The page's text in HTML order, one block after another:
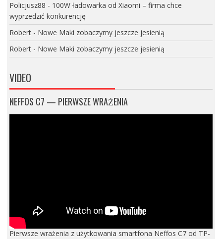
Policjusz88 - 100W ładowarka od Xiaomi – firma chce
wyprzedzić konkurencję
Robert- Nowe Maki zobaczymy jeszcze jesienią
Robert- Nowe Maki zobaczymy jeszcze jesienią
VIDEO
NEFFOS C7 — PIERWSZE WRAŻENIA
Pierwsze wrażenia z użytkowania smartfona Neffos C7 od TP-